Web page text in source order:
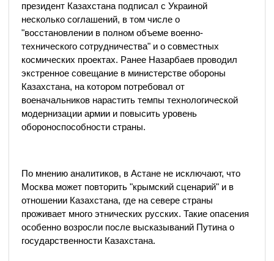
президент Казахстана подписал с Украиной
несколько соглашений, в том числе о
"восстановлении в полном объеме военно-
технического сотрудничества" и о совместных
космических проектах. Ранее Назарбаев проводил
экстренное совещание в министерстве обороны
Казахстана, на котором потребовал от
военачальников нарастить темпы технологической
модернизации армии и повысить уровень
обороноспособности страны.
По мнению аналитиков, в Астане не исключают, что
Москва может повторить "крымский сценарий" и в
отношении Казахстана, где на севере страны
проживает много этнических русских. Такие опасения
особенно возросли после высказываний Путина о
государственности Казахстана.